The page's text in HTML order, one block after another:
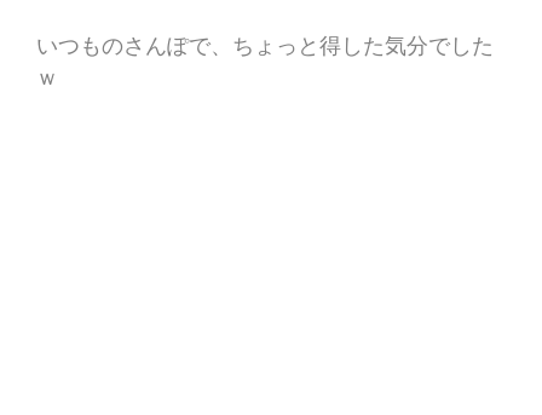
いつものさんぽで、ちょっと得した気分でした
ｗ